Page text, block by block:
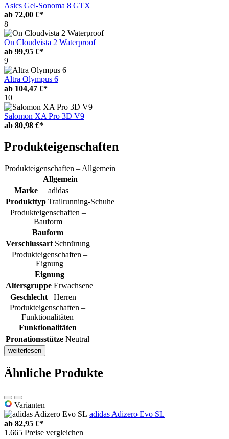
Asics Gel-Sonoma 8 GTX
ab 72,00 €*
8
On Cloudvista 2 Waterproof
ab 99,95 €*
9
Altra Olympus 6
ab 104,47 €*
10
Salomon XA Pro 3D V9
ab 80,98 €*
Produkteigenschaften
Produkteigenschaften – Allgemein
Allgemein
Marke
adidas
Produkttyp Trailrunning-Schuhe
Produkteigenschaften –
Bauform
Bauform
Verschlussart Schnürung
Produkteigenschaften –
Eignung
Eignung
Altersgruppe Erwachsene
Geschlecht
Herren
Produkteigenschaften –
Funktionalitäten
Funktionalitäten
Pronationsstütze Neutral
weiterlesen
Ähnliche Produkte
Varianten
adidas Adizero Evo SL
ab 82,95 €*
1.665 Preise vergleichen